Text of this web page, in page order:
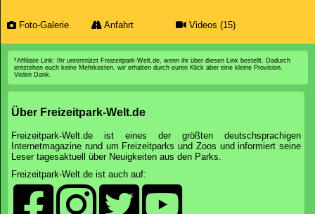
Foto-Galerie Anfahrt Videos (15)
*Affiliate Link: Ihr unterstützt Freizeitpark-Welt.de, wenn ihr über diesen Link bestellt. Dadurch
entstehen euch keine Mehrkosten, wir erhalten durch euren Klick aber eine kleine Provision.
Vielen Dank.
Über Freizeitpark-Welt.de
Freizeitpark-Welt.de ist eines der größten deutschsprachigen
Internetmagazine rund um Freizeitparks und Zoos und informiert seine
Leser tagesaktuell über Neuigkeiten aus den Parks.
Freizeitpark-Welt.de ist auch auf: